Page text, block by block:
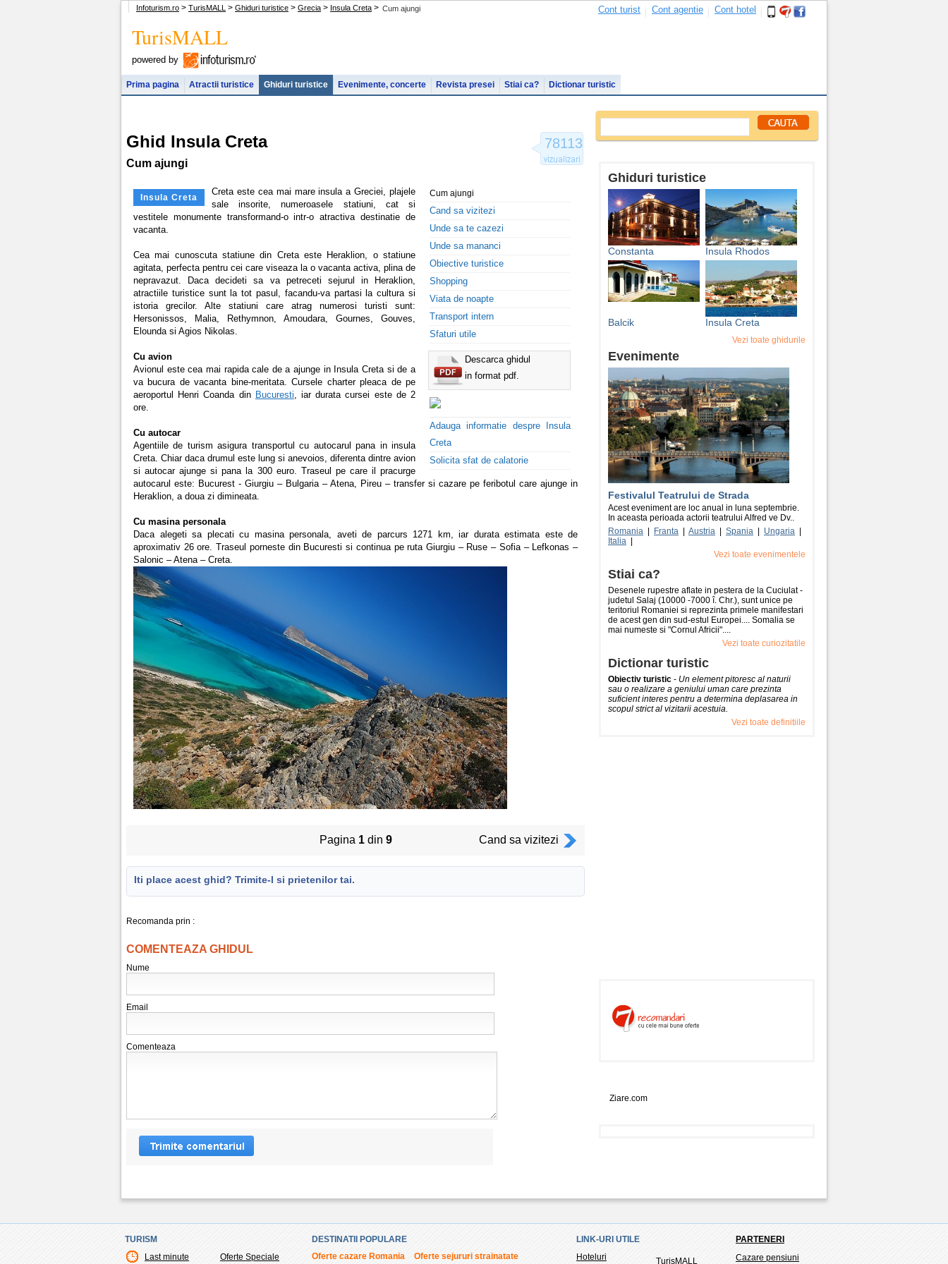
Cum ajungi
Infoturism.ro > TurisMALL > Ghiduri turistice > Grecia > Insula Creta > Cont turist Cont agentie Cont hotel
TurisMALL
powered by
Prima pagina Atractii turistice Ghiduri turistice Evenimente, concerte Revista presei Stiai ca? Dictionar turistic
78113
Ghid Insula Creta
Cum ajungi
Insula Creta Cum ajungi
Cand sa vizitezi
Unde sa te cazezi
Unde sa mananci
Obiective turistice
Shopping
Viata de noapte
Transport intern
Sfaturi utile
Descarca ghidul
in format pdf.
Adauga informatie despre Insula
Creta
Solicita sfat de calatorie
Creta este cea mai mare insula a Greciei, plajele
sale insorite, numeroasele statiuni, cat si
vestitele monumente transformand-o intr-o atractiva destinatie de
vacanta.
Cea mai cunoscuta statiune din Creta este Heraklion, o statiune
agitata, perfecta pentru cei care viseaza la o vacanta activa, plina de
nepravazut. Daca decideti sa va petreceti sejurul in Heraklion,
atractiile turistice sunt la tot pasul, facandu-va partasi la cultura si
istoria grecilor. Alte statiuni care atrag numerosi turisti sunt:
Hersonissos, Malia, Rethymnon, Amoudara, Gournes, Gouves,
Elounda si Agios Nikolas.
Cu avion
Avionul este cea mai rapida cale de a ajunge in Insula Creta si de a
va bucura de vacanta bine-meritata. Cursele charter pleaca de pe
aeroportul Henri Coanda din Bucuresti, iar durata cursei este de 2
ore.
Cu autocar
Agentiile de turism asigura transportul cu autocarul pana in insula
Creta. Chiar daca drumul este lung si anevoios, diferenta dintre avion
si autocar ajunge si pana la 300 euro. Traseul pe care il pracurge
autocarul este: Bucurest - Giurgiu – Bulgaria – Atena, Pireu – transfer si cazare pe feribotul care ajunge in
Heraklion, a doua zi dimineata.
Cu masina personala
Daca alegeti sa plecati cu masina personala, aveti de parcurs 1271 km, iar durata estimata este de
aproximativ 26 ore. Traseul porneste din Bucuresti si continua pe ruta Giurgiu – Ruse – Sofia – Lefkonas –
Salonic – Atena – Creta.
Pagina 1din 9 Cand sa vizitezi
Iti place acest ghid? Trimite-l si prietenilor tai.
Recomanda prin :
COMENTEAZA GHIDUL
Nume
Email
Comenteaza
Ghiduri turistice
Constanta Insula Rhodos
Balcik Insula Creta
Vezi toate ghidurile
Evenimente
Festivalul Teatrului de Strada
Acest eveniment are loc anual in luna septembrie.
In aceasta perioada actorii teatrului Alfred ve Dv..
Romania | Franta | Austria | Spania | Ungaria |
Italia |
Vezi toate evenimentele
Stiai ca?
Desenele rupestre aflate in pestera de la Cuciulat -
judetul Salaj (10000 -7000 î. Chr.), sunt unice pe
teritoriul Romaniei si reprezinta primele manifestari
de acest gen din sud-estul Europei.... Somalia se
mai numeste si "Cornul Africii"....
Vezi toate curiozitatile
Dictionar turistic
Obiectiv turistic - Un element pitoresc al naturii
sau o realizare a geniului uman care prezinta
suficient interes pentru a determina deplasarea in
scopul strict al vizitarii acestuia.
Vezi toate definitiile
Ziare.com
TURISM
Last minute
Oferte Speciale
DESTINATII POPULARE
Oferte cazare Romania
Oferte sejururi strainatate
LINK-URI UTILE
Hoteluri
TurisMALL
PARTENERI
Cazare pensiuni